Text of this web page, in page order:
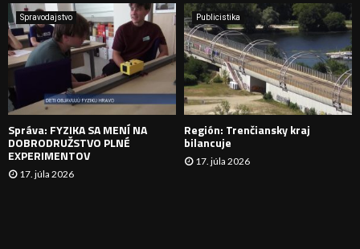
A
N
I
E
Spravodajstvo
Správa: FYZIKA SA MENÍ NA
DOBRODRUŽSTVO PLNÉ
EXPERIMENTOV
17. júla 2026
Publicistika
Región: Trenčiansky kraj
bilancuje
17. júla 2026